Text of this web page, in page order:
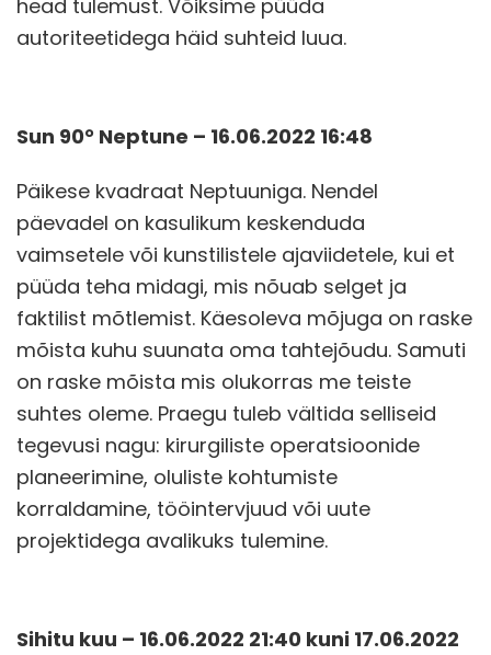
head tulemust. Võiksime püüda
autoriteetidega häid suhteid luua.
Sun 90° Neptune – 16.06.2022 16:48
Päikese kvadraat Neptuuniga. Nendel
päevadel on kasulikum keskenduda
vaimsetele või kunstilistele ajaviidetele, kui et
püüda teha midagi, mis nõuab selget ja
faktilist mõtlemist. Käesoleva mõjuga on raske
mõista kuhu suunata oma tahtejõudu. Samuti
on raske mõista mis olukorras me teiste
suhtes oleme. Praegu tuleb vältida selliseid
tegevusi nagu: kirurgiliste operatsioonide
planeerimine, oluliste kohtumiste
korraldamine, tööintervjuud või uute
projektidega avalikuks tulemine.
Sihitu kuu – 16.06.2022 21:40 kuni 17.06.2022